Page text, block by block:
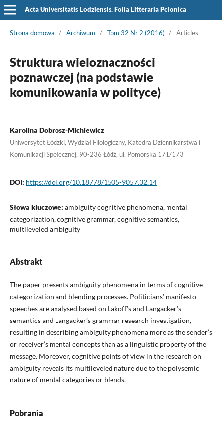
Acta Universitatis Lodziensis. Folia Litteraria Polonica
Strona domowa / Archiwum / Tom 32 Nr 2 (2016) / Articles
Struktura wieloznaczności
poznawczej (na podstawie
komunikowania w polityce)
Karolina Dobrosz-Michiewicz
Uniwersytet Łódzki, Wydział Filologiczny, Katedra Dziennikarstwa i
Komunikacji Społecznej, 90-236 Łódź, ul. Pomorska 171/173
DOI: https://doi.org/10.18778/1505-9057.32.14
Słowa kluczowe: ambiguity cognitive phenomena, mental
categorization, cognitive grammar, cognitive semantics,
multileveled ambiguity
Abstrakt
The paper presents ambiguity phenomena in terms of cognitive
categorization and blending processes. Politicians’ manifesto
speeches are analysed based on Lakoff’s and Langacker’s
semantics and Langacker’s grammar research investigation,
resulting in describing ambiguity phenomena more as the sender’s
or receiver’s mental concepts than as a linguistic property of the
message. Moreover, cognitive points of view in the research on
ambiguity reveals its multileveled nature due to the polysemic
nature of mental categories or blends.
Pobrania